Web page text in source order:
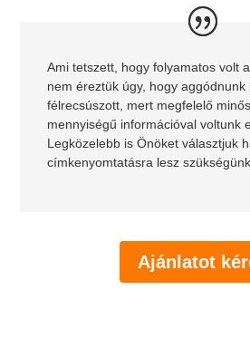
Ami tetszett, hogy folyamatos volt
nem éreztük úgy, hogy aggódnunk
félrecsúszott, mert megfelelő
mennyiségű információval voltunk
Legközelebb is Önöket választjuk
címkenyomtatásra lesz
Ajánlatot